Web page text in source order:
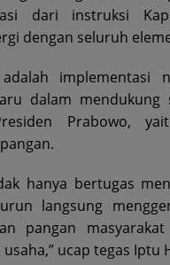
dari instruksi
dengan seluruh
implementasi
dalam
Prabowo,
hanya bertugas
langsung
pangan
ucap tegas Iptu